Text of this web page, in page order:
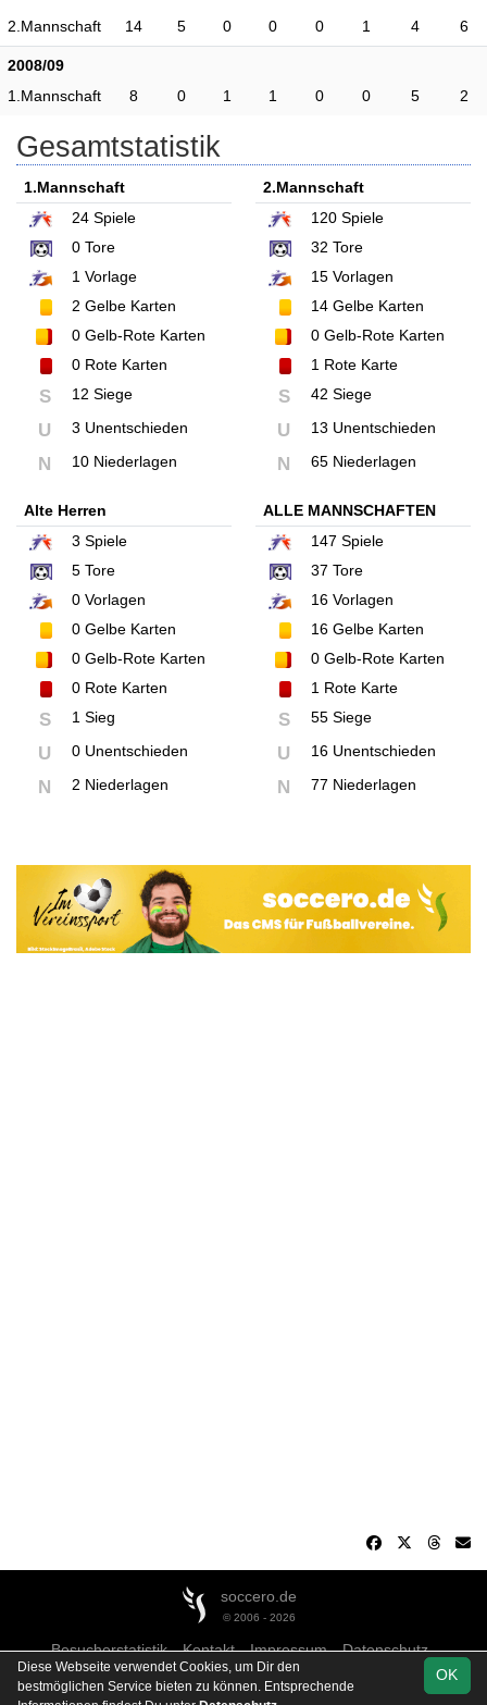
2.Mannschaft 14 5 0 0 0 1 4 6
2008/09
1.Mannschaft
8 0 1 1 0 0 5 2
Gesamtstatistik
1.Mannschaft
24 Spiele
0 Tore
1 Vorlage
2 Gelbe Karten
0 Gelb-Rote Karten
0 Rote Karten
S 12 Siege
U 3 Unentschieden
N 10 Niederlagen
2.Mannschaft
120Spiele
32 Tore
15Vorlagen
14Gelbe Karten
0Gelb-Rote Karten
1 Rote Karte
S 42 Siege
U 13 Unentschieden
N 65 Niederlagen
Alte Herren
3 Spiele
5 Tore
0 Vorlagen
0 Gelbe Karten
0 Gelb-Rote Karten
0 Rote Karten
S 1 Sieg
U 0 Unentschieden
N 2 Niederlagen
ALLE MANNSCHAFTEN
147 Spiele
37 Tore
16Vorlagen
16Gelbe Karten
0Gelb-Rote Karten
1 Rote Karte
S 55 Siege
U 16 Unentschieden
N 77 Niederlagen
soccero.de
© 2006 - 2026
Besucherstatistik Kontakt Impressum
Datenschutz
OK
Diese Webseite verwendet Cookies, um Dir den
bestmöglichen Service bieten zu können. Entsprechende